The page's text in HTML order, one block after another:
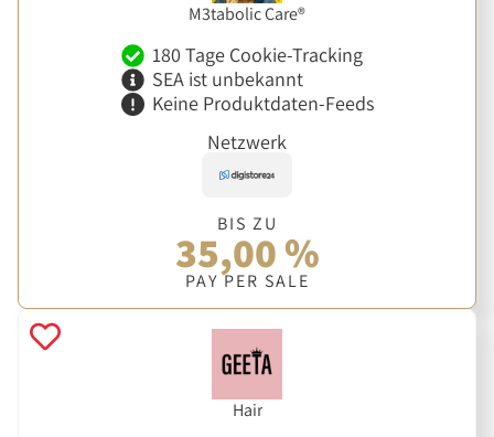
M3tabolic Care®
180 Tage Cookie-Tracking
SEA ist unbekannt
Keine Produktdaten-Feeds
Netzwerk
BIS ZU
35,00 %
PAY PER SALE
Hair